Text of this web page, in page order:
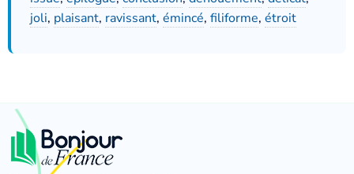
joli, plaisant, ravissant, émincé, filiforme, étroit